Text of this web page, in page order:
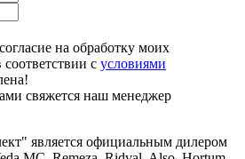
на обработку моих
с условиями
свяжется наш менеджер
является официальным дилером